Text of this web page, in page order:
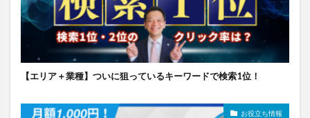
【エリア＋業種】ついに狙っているキーワードで検索1位！
お役立ち情報